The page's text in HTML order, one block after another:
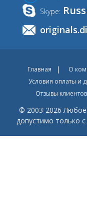
Skype:
Главная О
Условия оплаты и
Отзывы клиентов
© 2003-2026 Любое
допустимо только